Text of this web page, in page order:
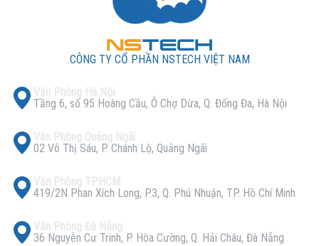
CÔNG TY CỔ PHẦN NSTECH VIỆT NAM
Tầng 6, số 95 Hoàng Cầu, Ô Chợ Dừa, Q. Đống Đa, Hà Nội
02 Võ Thị Sáu, P. Chánh Lộ, Quảng Ngãi
419/2N Phan Xích Long, P.3, Q. Phú Nhuận, TP. Hồ Chí Minh
36 Nguyễn Cư Trinh, P. Hòa Cường, Q. Hải Châu, Đà Nẵng